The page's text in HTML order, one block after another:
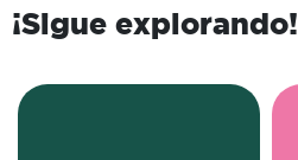
¡Sigue explorando!